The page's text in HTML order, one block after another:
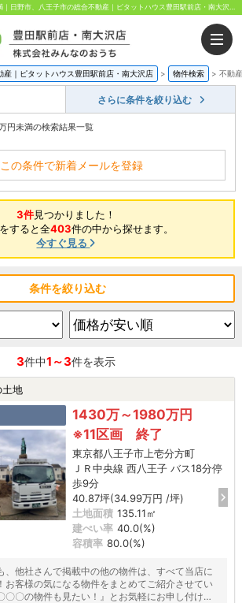
産｜ピタットハウス豊田駅前店・南大沢店 > 物件検索 > 不動
さらに条件を絞り込む
円未満の検索結果一覧
この条件で新着メールを登録
3件見つかりました！
すると全403件の中から探せます。
今すぐ見る
条件を絞り込む
3件中1～3件を表示
土地
1430万～1980万円
※11区画 終了
東京都八王子市上壱分方町
ＪＲ中央線 西八王子 バス18分停
歩9分
40.87坪(34.99万円 /坪)
土地面積 135.11㎡
建ぺい率 40.0(%)
容積率 80.0(%)
、他社さんで掲載中の他の物件は、すべて当店に
お客様の気になる物件をまとめてご紹介させてい
〇〇の物件も見たい！』とお気軽にお申し付けく